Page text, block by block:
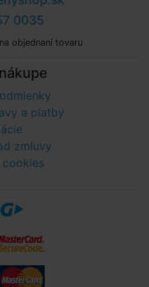
0035
objednaní tovaru
a platby
zmluvy
cookies